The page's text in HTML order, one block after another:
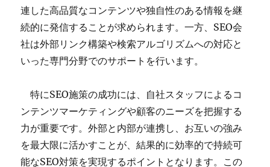
連した高品質なコンテンツや独自性のある情報を継
続的に発信することが求められます。一方、SEO会
社は外部リンク構築や検索アルゴリズムへの対応と
いった専門分野でのサポートを行います。
特にSEO施策の成功には、自社スタッフによるコ
ンテンツマーケティングや顧客のニーズを把握する
力が重要です。外部と内部が連携し、お互いの強み
を最大限に活かすことが、結果的に効率的で持続可
能なSEO対策を実現するポイントとなります。この